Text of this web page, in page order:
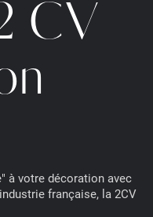
CV
à votre décoration avec
française, la 2CV